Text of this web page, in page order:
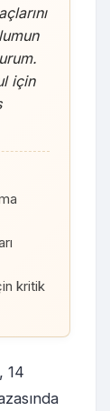
için
kritik
14